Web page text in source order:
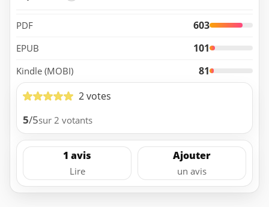
PDF 603
EPUB 101
Kindle (MOBI)
81
2 votes
5/5sur 2 votants
1 avis
Lire
Ajouter
un avis